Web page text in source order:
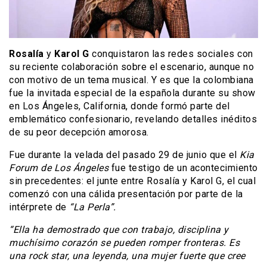
Rosalía y Karol G conquistaron las redes sociales con
su reciente colaboración sobre el escenario, aunque no
con motivo de un tema musical. Y es que la colombiana
fue la invitada especial de la española durante su show
en Los Ángeles, California, donde formó parte del
emblemático confesionario, revelando detalles inéditos
de su peor decepción amorosa.
Fue durante la velada del pasado 29 de junio que el Kia
Forum de Los Ángelesfue testigo de un acontecimiento
sin precedentes: el junte entre Rosalía y Karol G, el cual
comenzó con una cálida presentación por parte de la
intérprete de “La Perla”.
“Ella ha demostrado que con trabajo, disciplina y
muchísimo corazón se pueden romper fronteras. Es
una rock star, una leyenda, una mujer fuerte que cree